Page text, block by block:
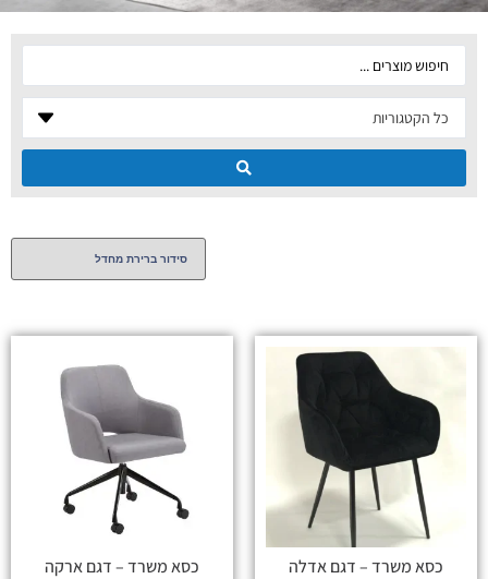
כסא משרד – דגם אדלה כסא משרד – דגם ארקה